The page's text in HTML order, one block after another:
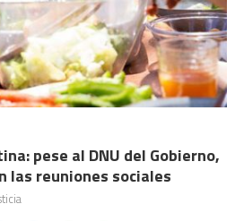
pese al DNU del Gobierno,
las reuniones sociales